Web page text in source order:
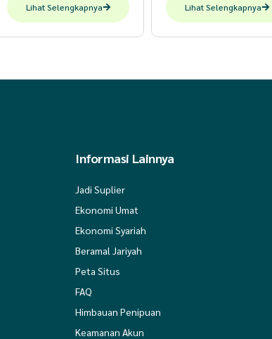
Lihat Selengkapnya Lihat Selengkapnya
Informasi Lainnya
Jadi Suplier
Ekonomi Umat
Ekonomi Syariah
Beramal Jariyah
Peta Situs
FAQ
Himbauan Penipuan
Keamanan Akun